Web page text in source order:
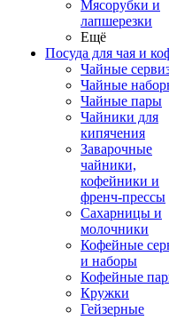
Мясорубки и
лапшерезки
Ещё
Посуда для чая и
Чайные
Чайные
Чайные пары
Чайники для
кипячения
Заварочные
чайники,
кофейники и
френч-прессы
Сахарницы и
молочники
Кофейные
и наборы
Кофейные
Кружки
Гейзерные